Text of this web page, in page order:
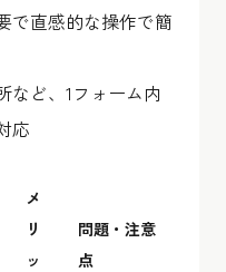
で直感的な操作で簡
など、1フォーム内
応
メ
リ
ッ
問題・注意
点